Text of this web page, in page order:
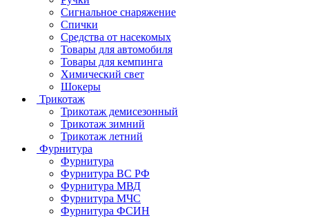
Сигнальное снаряжение
Спички
Средства от насекомых
Товары для автомобиля
Товары для кемпинга
Химический свет
Шокеры
Трикотаж
Трикотаж демисезонный
Трикотаж зимний
Трикотаж летний
Фурнитура
Фурнитура
Фурнитура ВС РФ
Фурнитура МВД
Фурнитура МЧС
Фурнитура ФСИН